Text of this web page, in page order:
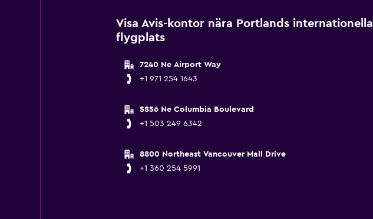
Visa Avis-kontor nära Portlands internationella
flygplats
7240 Ne Airport Way
+1 971 254 1643
5856 Ne Columbia Boulevard
+1 503 249 6342
8800 Northeast Vancouver Mall Drive
+1 360 254 5991